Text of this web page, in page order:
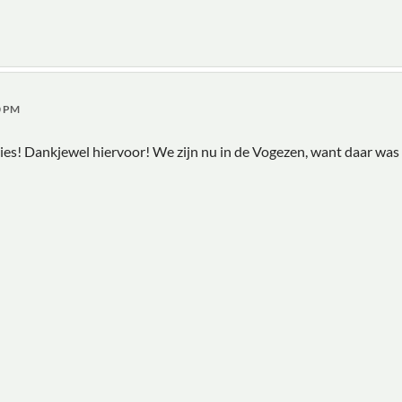
PM
Dankjewel hiervoor! We zijn nu in de Vogezen, want daar